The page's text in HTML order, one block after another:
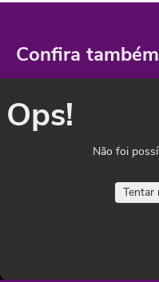
Confira
Ops!
Não foi
Tentar